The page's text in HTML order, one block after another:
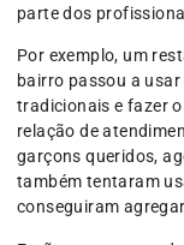
parte dos
Por exemplo, um
bairro passou a
tradicionais e fazer
relação de
garçons queridos,
também tentaram
conseguiram